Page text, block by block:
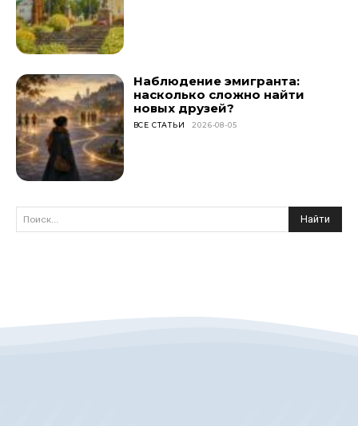
Наблюдение эмигранта:
насколько сложно найти
новых друзей?
ВСЕ СТАТЬИ 2026-08-05
Поиск... Найти